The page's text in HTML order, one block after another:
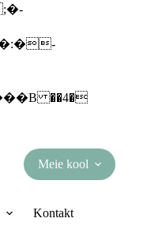
Meie kool
Kontakt